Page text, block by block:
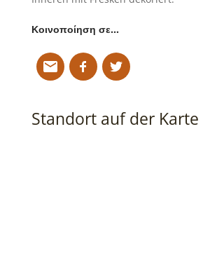
Κοινοποίηση σε…
Standort auf der Karte